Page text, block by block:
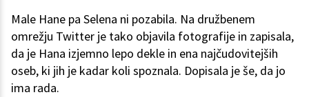
Male Hane pa Selena ni pozabila. Na družbenem
omrežju Twitter je tako objavila fotografije in zapisala,
da je Hana izjemno lepo dekle in ena najčudovitejših
oseb, ki jih je kadar koli spoznala. Dopisala je še, da jo
ima rada.